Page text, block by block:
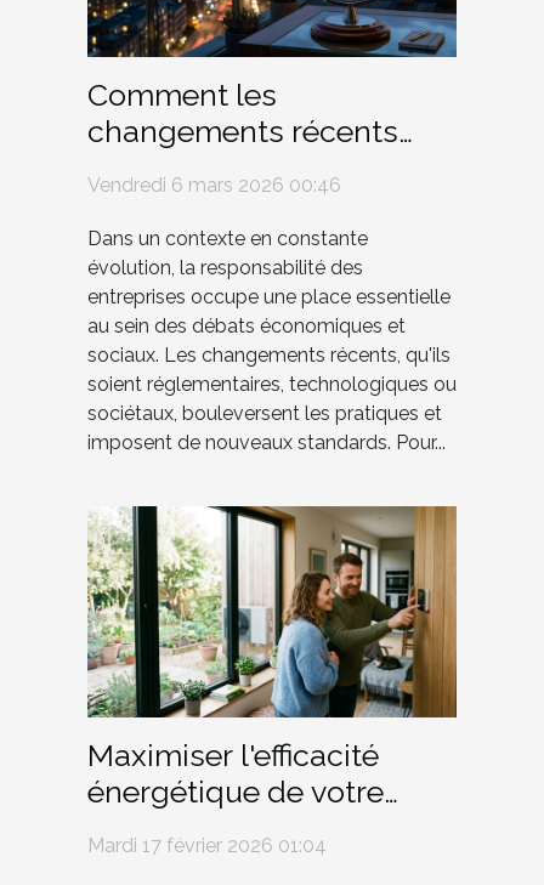
Comment les
changements récents
affectent-ils la
responsabilité des
entreprises ?
Vendredi 6 mars 2026 00:46
Dans un contexte en constante
évolution, la responsabilité des
entreprises occupe une place essentielle
au sein des débats économiques et
sociaux. Les changements récents, qu'ils
soient réglementaires, technologiques ou
sociétaux, bouleversent les pratiques et
imposent de nouveaux standards. Pour...
Maximiser l'efficacité
énergétique de votre
demeure pour un futur
durable
Mardi 17 février 2026 01:04